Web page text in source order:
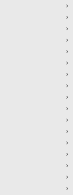
›
›
›
›
›
›
›
›
›
›
›
›
›
›
›
›
›